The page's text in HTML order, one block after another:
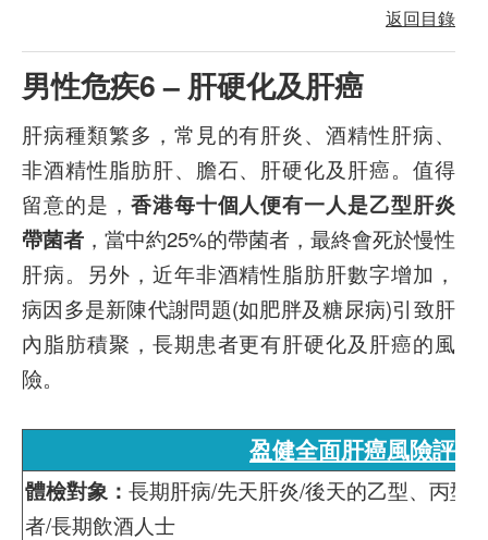
返回目錄
男性危疾6 – 肝硬化及肝癌
肝病種類繁多，常見的有肝炎、酒精性肝病、
非酒精性脂肪肝、膽石、肝硬化及肝癌。值得
留意的是， 香港每十個人便有一人是乙型肝炎
帶菌者 ，當中約25%的帶菌者，最終會死於慢性
肝病。另外，近年非酒精性脂肪肝數字增加，
病因多是新陳代謝問題(如肥胖及糖尿病)引致肝
內脂肪積聚，長期患者更有肝硬化及肝癌的風
險。
盈健全面肝癌風險評估
體檢對象： 長期肝病/先天肝炎/後天的乙型、丙型
者/長期飲酒人士